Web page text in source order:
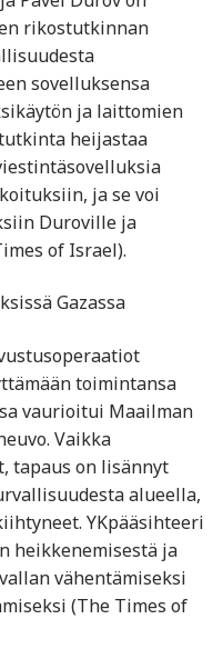
rikostutkinnan
sovelluksensa
ja laittomien
heijastaa
ja se voi
Duroville ja
of Israel).
Gazassa
toimintansa
vaurioitui Maailman
Vaikka
tapaus on lisännyt
alueella,
YKpääsihteeri
heikkenemisestä ja
vähentämiseksi
​(The Times of